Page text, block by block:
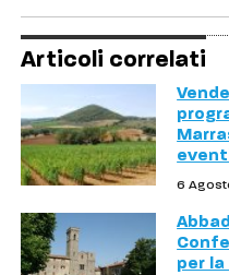
Articoli correlati
6
per la